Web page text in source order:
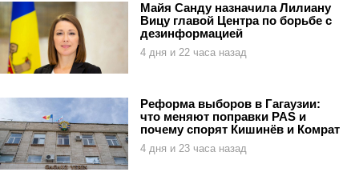
Майя Санду назначила Лилиану
Вицу главой Центра по борьбе с
дезинформацией
4 дня и 22 часа назад
Реформа выборов в Гагаузии:
что меняют поправки PAS и
почему спорят Кишинёв и Комрат
4 дня и 23 часа назад